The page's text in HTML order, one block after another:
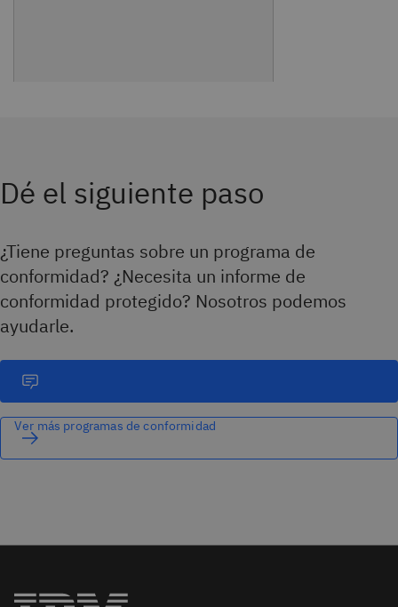
Dé el siguiente paso
¿Tiene preguntas sobre un programa de
conformidad? ¿Necesita un informe de
conformidad protegido? Nosotros podemos
ayudarle.
Ver más programas de conformidad